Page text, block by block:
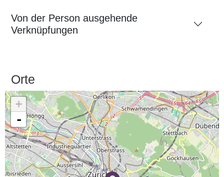
Von der Person ausgehende
Verknüpfungen
Orte
+
-